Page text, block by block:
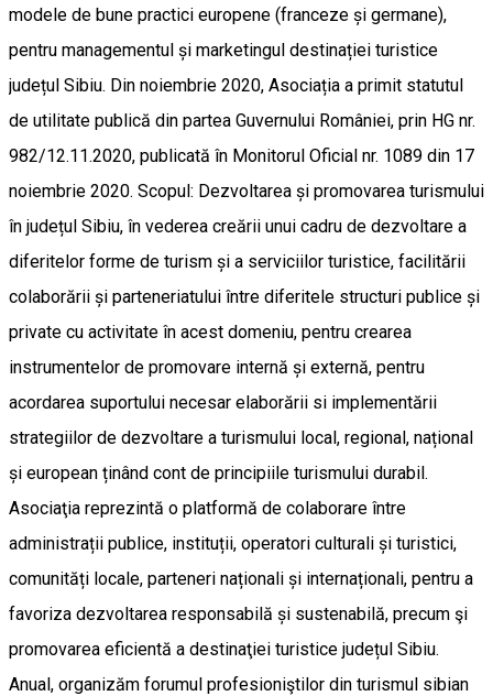
modele de bune practici europene (franceze și germane),
pentru managementul și marketingul destinației turistice
județul Sibiu. Din noiembrie 2020, Asociația a primit statutul
de utilitate publică din partea Guvernului României, prin HG nr.
982/12.11.2020, publicată în Monitorul Oficial nr. 1089 din 17
noiembrie 2020. Scopul: Dezvoltarea și promovarea turismului
în județul Sibiu, în vederea creării unui cadru de dezvoltare a
diferitelor forme de turism și a serviciilor turistice, facilitării
colaborării și parteneriatului între diferitele structuri publice și
private cu activitate în acest domeniu, pentru crearea
instrumentelor de promovare internă și externă, pentru
acordarea suportului necesar elaborării si implementării
strategiilor de dezvoltare a turismului local, regional, național
și european ținând cont de principiile turismului durabil.
Asociaţia reprezintă o platformă de colaborare între
administrații publice, instituții, operatori culturali și turistici,
comunități locale, parteneri naționali și internaționali, pentru a
favoriza dezvoltarea responsabilă și sustenabilă, precum şi
promovarea eficientă a destinaţiei turistice județul Sibiu.
Anual, organizăm forumul profesioniştilor din turismul sibian